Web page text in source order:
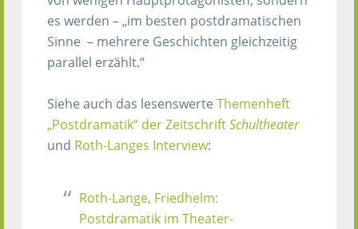
es werden – „im besten postdramatischen
Sinne – mehrere Geschichten gleichzeitig
parallel erzählt.“
Siehe auch das lesenswerte Themenheft
„Postdramatik“ der ZeitschriftSchultheater
und Roth-Langes Interview:
Roth-Lange, Friedhelm:
Postdramatik im Theater-